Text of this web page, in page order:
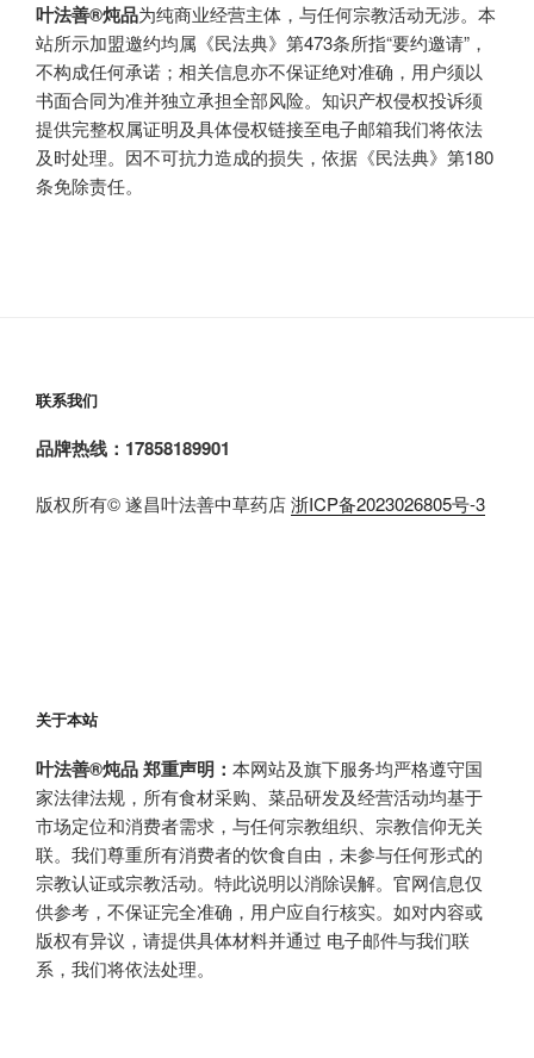
叶法善®炖品为纯商业经营主体，与任何宗教活动无涉。本
站所示加盟邀约均属《民法典》第473条所指“要约邀请”，
不构成任何承诺；相关信息亦不保证绝对准确，用户须以
书面合同为准并独立承担全部风险。知识产权侵权投诉须
提供完整权属证明及具体侵权链接至电子邮箱我们将依法
及时处理。因不可抗力造成的损失，依据《民法典》第180
条免除责任。
联系我们
品牌热线：17858189901
版权所有© 遂昌叶法善中草药店浙ICP备2023026805号-3
关于本站
叶法善®炖品 郑重声明： 本网站及旗下服务均严格遵守国
家法律法规，所有食材采购、菜品研发及经营活动均基于
市场定位和消费者需求，与任何宗教组织、宗教信仰无关
联。我们尊重所有消费者的饮食自由，未参与任何形式的
宗教认证或宗教活动。特此说明以消除误解。官网信息仅
供参考，不保证完全准确，用户应自行核实。如对内容或
版权有异议，请提供具体材料并通过 电子邮件与我们联
系，我们将依法处理。